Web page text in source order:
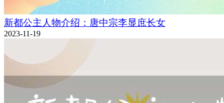
新都公主人物介绍：唐中宗李显庶长女
2023-11-19